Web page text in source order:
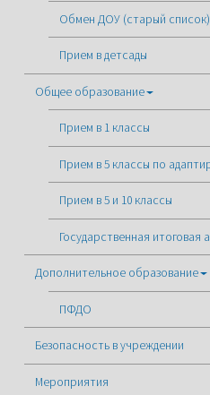
Обмен ДОУ (старый список)
Прием в детсады
Общее образование
Прием в 1 классы
Прием в 5 классы по
Прием в 5 и 10 классы
Государственная итоговая
Дополнительное образование
ПФДО
Безопасность в учреждении
Мероприятия